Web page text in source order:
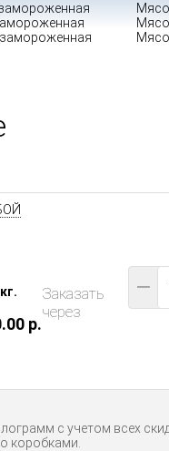
Мясо
Мясо
кг.
p.
−
Заказать
через
с учетом всех
коробками.